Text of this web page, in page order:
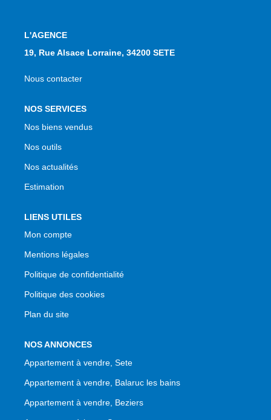
L'AGENCE
19, Rue Alsace Lorraine, 34200 SETE
Nous contacter
NOS SERVICES
Nos biens vendus
Nos outils
Nos actualités
Estimation
LIENS UTILES
Mon compte
Mentions légales
Politique de confidentialité
Politique des cookies
Plan du site
NOS ANNONCES
Appartement à vendre, Sete
Appartement à vendre, Balaruc les bains
Appartement à vendre, Beziers